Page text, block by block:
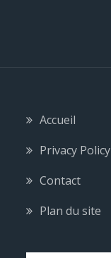
Accueil
Privacy Policy
Contact
Plan du site